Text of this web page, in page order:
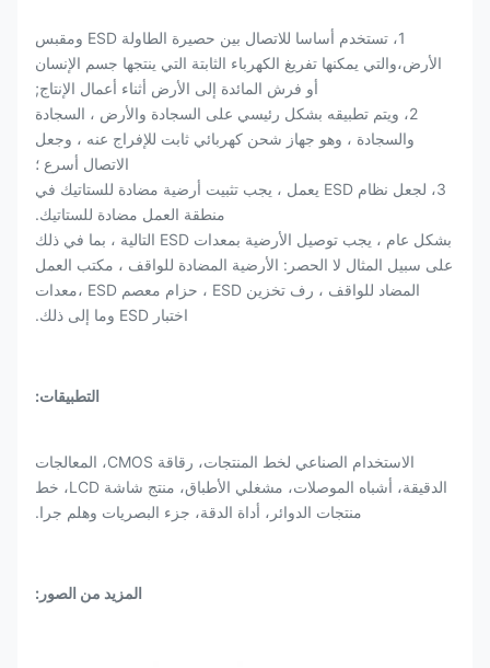
1، تستخدم أساسا للاتصال بين حصيرة الطاولة ESD ومقبس
الأرض،والتي يمكنها تفريغ الكهرباء الثابتة التي ينتجها جسم الإنسان
أو فرش المائدة إلى الأرض أثناء أعمال الإنتاج;
2، ويتم تطبيقه بشكل رئيسي على السجادة والأرض ، السجادة
والسجادة ، وهو جهاز شحن كهربائي ثابت للإفراج عنه ، وجعل
الاتصال أسرع ؛
3، لجعل نظام ESD يعمل ، يجب تثبيت أرضية مضادة للستاتيك في
منطقة العمل مضادة للستاتيك.
بشكل عام ، يجب توصيل الأرضية بمعدات ESD التالية ، بما في ذلك
على سبيل المثال لا الحصر: الأرضية المضادة للواقف ، مكتب العمل
المضاد للواقف ، رف تخزين ESD ، حزام معصم ESD ،معدات
اختبار ESD وما إلى ذلك.
التطبيقات:
الاستخدام الصناعي لخط المنتجات، رقاقة CMOS، المعالجات
الدقيقة، أشباه الموصلات، مشغلي الأطباق، منتج شاشة LCD، خط
منتجات الدوائر، أداة الدقة، جزء البصريات وهلم جرا.
المزيد من الصور: